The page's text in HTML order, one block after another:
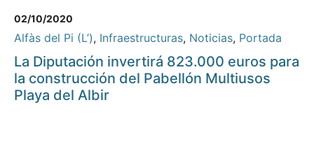
02/10/2020
Alfàs del Pi (L’), Infraestructuras, Noticias, Portada
La Diputación invertirá 823.000 euros para
la construcción del Pabellón Multiusos
Playa del Albir